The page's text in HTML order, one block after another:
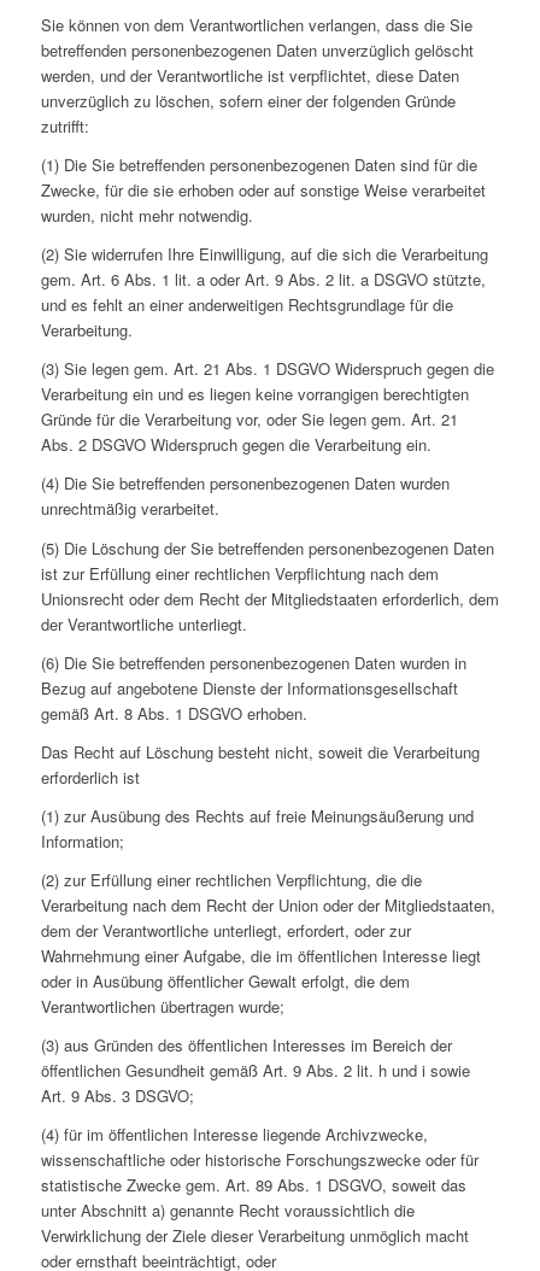
Sie können von dem Verantwortlichen verlangen, dass die Sie
betreffenden personenbezogenen Daten unverzüglich gelöscht
werden, und der Verantwortliche ist verpflichtet, diese Daten
unverzüglich zu löschen, sofern einer der folgenden Gründe
zutrifft:
(1) Die Sie betreffenden personenbezogenen Daten sind für die
Zwecke, für die sie erhoben oder auf sonstige Weise verarbeitet
wurden, nicht mehr notwendig.
(2) Sie widerrufen Ihre Einwilligung, auf die sich die Verarbeitung
gem. Art. 6 Abs. 1 lit. a oder Art. 9 Abs. 2 lit. a DSGVO stützte,
und es fehlt an einer anderweitigen Rechtsgrundlage für die
Verarbeitung.
(3) Sie legen gem. Art. 21 Abs. 1 DSGVO Widerspruch gegen die
Verarbeitung ein und es liegen keine vorrangigen berechtigten
Gründe für die Verarbeitung vor, oder Sie legen gem. Art. 21
Abs. 2 DSGVO Widerspruch gegen die Verarbeitung ein.
(4) Die Sie betreffenden personenbezogenen Daten wurden
unrechtmäßig verarbeitet.
(5) Die Löschung der Sie betreffenden personenbezogenen Daten
ist zur Erfüllung einer rechtlichen Verpflichtung nach dem
Unionsrecht oder dem Recht der Mitgliedstaaten erforderlich, dem
der Verantwortliche unterliegt.
(6) Die Sie betreffenden personenbezogenen Daten wurden in
Bezug auf angebotene Dienste der Informationsgesellschaft
gemäß Art. 8 Abs. 1 DSGVO erhoben.
Das Recht auf Löschung besteht nicht, soweit die Verarbeitung
erforderlich ist
(1) zur Ausübung des Rechts auf freie Meinungsäußerung und
Information;
(2) zur Erfüllung einer rechtlichen Verpflichtung, die die
Verarbeitung nach dem Recht der Union oder der Mitgliedstaaten,
dem der Verantwortliche unterliegt, erfordert, oder zur
Wahrnehmung einer Aufgabe, die im öffentlichen Interesse liegt
oder in Ausübung öffentlicher Gewalt erfolgt, die dem
Verantwortlichen übertragen wurde;
(3) aus Gründen des öffentlichen Interesses im Bereich der
öffentlichen Gesundheit gemäß Art. 9 Abs. 2 lit. h und i sowie
Art. 9 Abs. 3 DSGVO;
(4) für im öffentlichen Interesse liegende Archivzwecke,
wissenschaftliche oder historische Forschungszwecke oder für
statistische Zwecke gem. Art. 89 Abs. 1 DSGVO, soweit das
unter Abschnitt a) genannte Recht voraussichtlich die
Verwirklichung der Ziele dieser Verarbeitung unmöglich macht
oder ernsthaft beeinträchtigt, oder